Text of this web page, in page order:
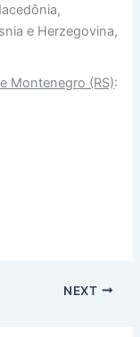
e Herzegovina,
Montenegro (RS):
NEXT